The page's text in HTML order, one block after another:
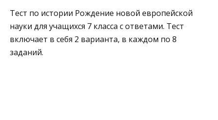
Тест по истории Рождение новой европейской
науки для учащихся 7 класса с ответами. Тест
включает в себя 2 варианта, в каждом по 8
заданий.